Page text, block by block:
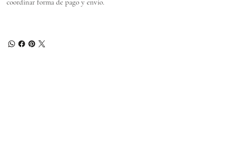
coordinar forma de pago y envío.